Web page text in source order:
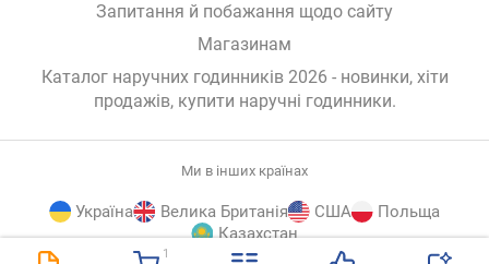
1
Запитання й побажання щодо сайту
Магазинам
Каталог наручних годинників 2026 - новинки, хіти
продажів, купити наручні годинники.
Ми в інших країнах
Україна Велика Британія США
Польща
Казахстан